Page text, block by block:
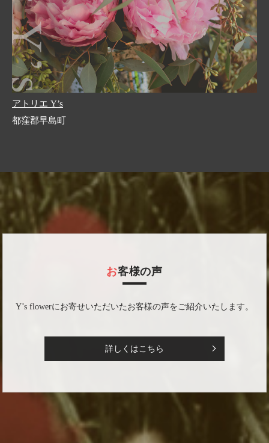
アトリエ Y’s
都窪郡早島町
お客様の声
Y’s flowerにお寄せいただいたお客様の声をご紹介いたします。
詳しくはこちら